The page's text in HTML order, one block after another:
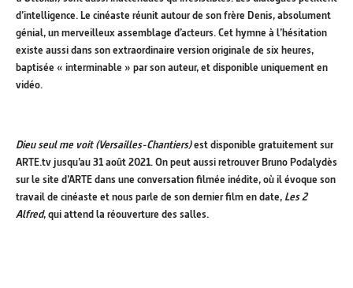
d’intelligence. Le cinéaste réunit autour de son frère Denis, absolument
génial, un merveilleux assemblage d’acteurs. Cet hymne à l’hésitation
existe aussi dans son extraordinaire version originale de six heures,
baptisée « interminable » par son auteur, et disponible uniquement en
vidéo.
Dieu seul me voit (Versailles-Chantiers)est disponible gratuitement sur
ARTE.tv jusqu’au 31 août 2021. On peut aussi retrouver Bruno Podalydès
sur le site d’ARTE dans une conversation filmée inédite, où il évoque son
travail de cinéaste et nous parle de son dernier film en date, Les 2
Alfred, qui attend la réouverture des salles.